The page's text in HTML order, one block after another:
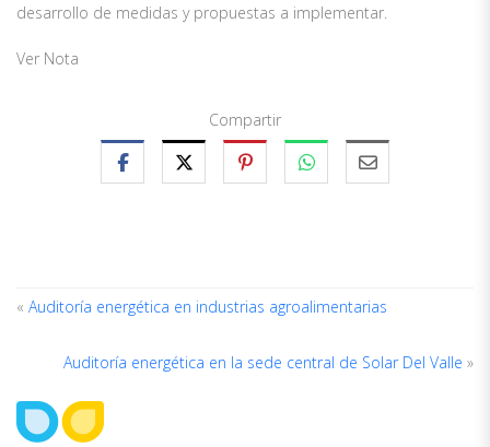
desarrollo de medidas y propuestas a implementar.
Ver Nota
Compartir
« Auditoría energética en industrias agroalimentarias
Auditoría energética en la sede central de Solar Del Valle »
ACERCA